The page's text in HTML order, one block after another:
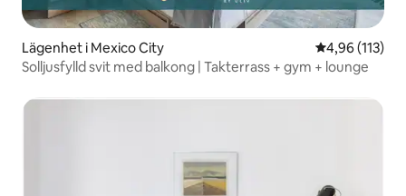
Lägenhet i Mexico City 4,96 av 5 i
4,96 (113)
Solljusfylld svit med balkong | Takterrass + gym + lounge